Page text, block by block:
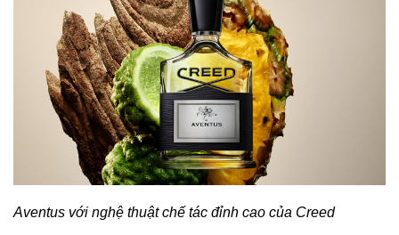
Aventus với nghệ thuật chế tác đỉnh cao của Creed